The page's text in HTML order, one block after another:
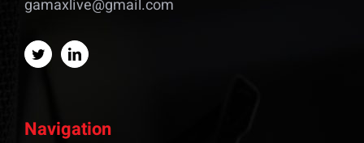
gamaxlive@gmail.com
Navigation